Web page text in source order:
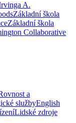
A.
Základní škola
Základní škola
Collaborative
a
službyEnglish
Lidské zdroje